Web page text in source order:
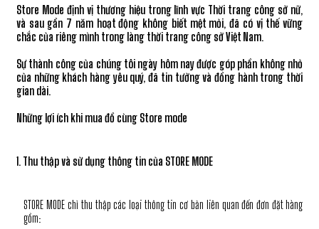
Store Mode định vị thương hiệu trong lĩnh vực Thời trang công sở nữ,
và sau gần 7 năm hoạt động không biết mệt mỏi, đã có vị thế vững
chắc của riêng mình trong làng thời trang công sở Việt Nam.
Sự thành công của chúng tôi ngày hôm nay được góp phần không nhỏ
của những khách hàng yêu quý, đã tin tưởng và đồng hành trong thời
gian dài.
Những lợi ích khi mua đồ cùng Store mode
1. Thu thập và sử dụng thông tin của STORE MODE
STORE MODE chỉ thu thập các loại thông tin cơ bản liên quan đến đơn đặt hàng
gồm: